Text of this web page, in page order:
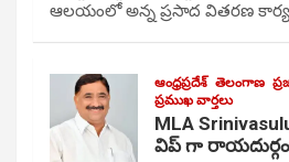
ఆలయంలో అన్న ప్రసాద వితరణ
ఆంధ్రప్రదేశ్ తెలంగాణ
ప్రముఖ వార్తలు
MLA
విప్ గా రాయదుర్గం